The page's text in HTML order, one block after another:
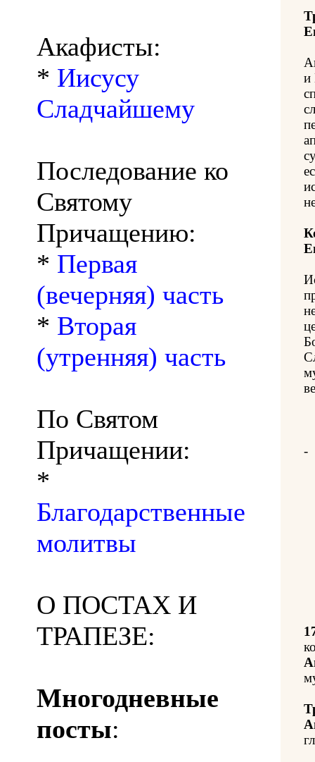
Акафисты:
* Иисусу
Сладчайшему
Последование ко
Святому
Причащению:
* Первая
(вечерняя) часть
* Вторая
(утренняя) часть
По Святом
Причащении:
*
Благодарственные
молитвы
О ПОСТАХ И
ТРАПЕЗЕ:
Многодневные
посты:
и
-